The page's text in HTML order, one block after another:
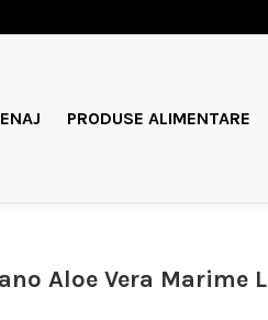
PRODUSE ALIMENTARE
Aloe Vera Marime L